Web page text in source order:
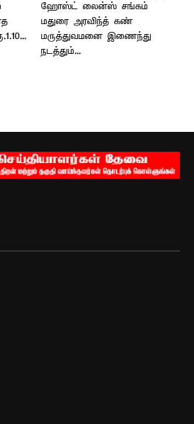
ஹோஸ்ட் லைன்ஸ் சங்கம்
மதுரை அரவிந்த் கண்
மருத்துவமனை இணைந்து
நடத்தும்...